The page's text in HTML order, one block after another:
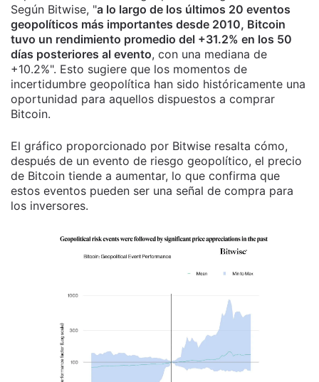
Según Bitwise, "a lo largo de los últimos 20 eventos
geopolíticos más importantes desde 2010, Bitcoin
tuvo un rendimiento promedio del +31.2% en los 50
días posteriores al evento, con una mediana de
+10.2%". Esto sugiere que los momentos de
incertidumbre geopolítica han sido históricamente una
oportunidad para aquellos dispuestos a comprar
Bitcoin.
El gráfico proporcionado por Bitwise resalta cómo,
después de un evento de riesgo geopolítico, el precio
de Bitcoin tiende a aumentar, lo que confirma que
estos eventos pueden ser una señal de compra para
los inversores.